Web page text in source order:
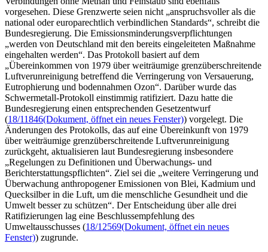
vorgesehen. Diese Grenzwerte seien nicht „anspruchsvoller als die
national oder europarechtlich verbindlichen Standards“, schreibt die
Bundesregierung. Die Emissionsminderungsverpflichtungen
„werden von Deutschland mit den bereits eingeleiteten Maßnahme
eingehalten werden“. Das Protokoll basiert auf dem
„Übereinkommen von 1979 über weiträumige grenzüberschreitende
Luftverunreinigung betreffend die Verringerung von Versauerung,
Eutrophierung und bodennahmen Ozon“. Darüber wurde das
Schwermetall-Protokoll einstimmig ratifiziert. Dazu hatte die
Bundesregierung einen entsprechenden Gesetzentwurf
(18/11846(Dokument, öffnet ein neues Fenster)) vorgelegt. Die
Änderungen des Protokolls, das auf eine Übereinkunft von 1979
über weiträumige grenzüberschreitende Luftverunreinigung
zurückgeht, aktualisieren laut Bundesregierung insbesondere
„Regelungen zu Definitionen und Überwachungs- und
Berichterstattungspflichten“. Ziel sei die „weitere Verringerung und
Überwachung anthropogener Emissionen von Blei, Kadmium und
Quecksilber in die Luft, um die menschliche Gesundheit und die
Umwelt besser zu schützen“. Der Entscheidung über alle drei
Ratifizierungen lag eine Beschlussempfehlung des
Umweltausschusses (18/12569(Dokument, öffnet ein neues
Fenster)) zugrunde.